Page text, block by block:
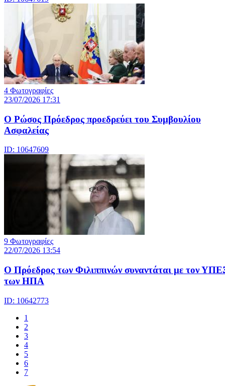
4 Φωτογραφίες
23/07/2026 17:31
Ο Ρώσος Πρόεδρος προεδρεύει του Συμβουλίου
Ασφαλείας
ID: 10647609
9 Φωτογραφίες
22/07/2026 13:54
Ο Πρόεδρος των Φιλιππινών συναντάται με τον
των ΗΠΑ
ID: 10642773
1
2
3
4
5
6
7